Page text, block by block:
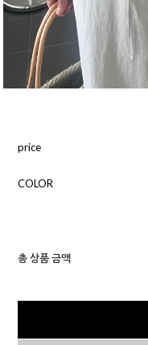
price
COLOR
총 상품 금액